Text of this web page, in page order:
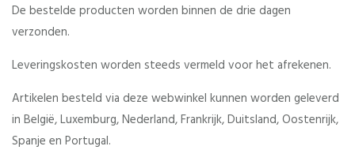
De bestelde producten worden binnen de drie dagen
verzonden.
Leveringskosten worden steeds vermeld voor het afrekenen.
Artikelen besteld via deze webwinkel kunnen worden geleverd
in België, Luxemburg, Nederland, Frankrijk, Duitsland, Oostenrijk,
Spanje en Portugal.